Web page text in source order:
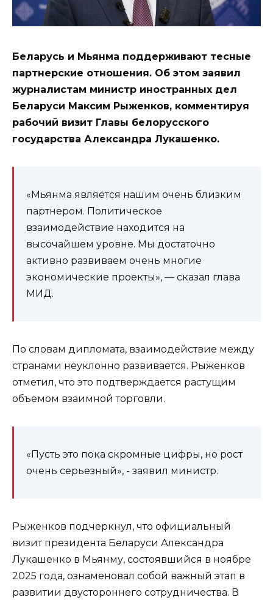
Беларусь и Мьянма поддерживают тесные
партнерские отношения. Об этом заявил
журналистам министр иностранных дел
Беларуси Максим Рыженков, комментируя
рабочий визит Главы белорусского
государства Александра Лукашенко.
«Мьянма является нашим очень близким
партнером. Политическое
взаимодействие находится на
высочайшем уровне. Мы достаточно
активно развиваем очень многие
экономические проекты», — сказал глава
МИД.
По словам дипломата, взаимодействие между
странами неуклонно развивается. Рыженков
отметил, что это подтверждается растущим
объемом взаимной торговли.
«Пусть это пока скромные цифры, но рост
очень серьезный», - заявил министр.
Рыженков подчеркнул, что официальный
визит президента Беларуси Александра
Лукашенко в Мьянму, состоявшийся в ноябре
2025 года, ознаменовал собой важный этап в
развитии двустороннего сотрудничества. В